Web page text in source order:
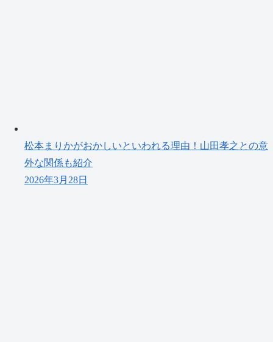
松本まりかがおかしいといわれる理由！山田孝之との意
外な関係も紹介
2026年3月28日